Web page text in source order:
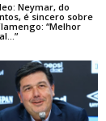
Neymar, do
é sincero sobre
“Melhor